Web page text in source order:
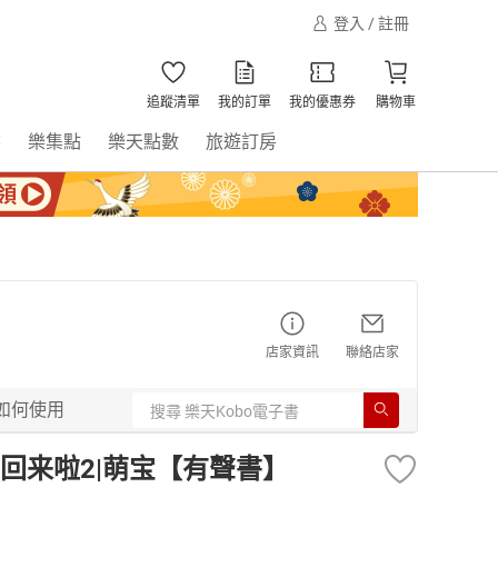
登入 / 註冊
追蹤清單 我的訂單 我的優惠券 購物車
樂集點 樂天點數 旅遊訂房
店家資訊 聯絡店家
何使用
来啦2|萌宝【有聲書】